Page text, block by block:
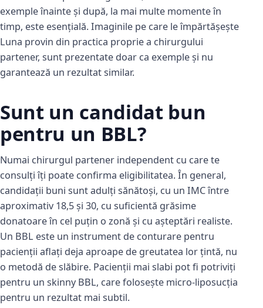
exemple înainte și după, la mai multe momente în
timp, este esențială. Imaginile pe care le împărtășește
Luna provin din practica proprie a chirurgului
partener, sunt prezentate doar ca exemple și nu
garantează un rezultat similar.
Sunt un candidat bun
pentru un BBL?
Numai chirurgul partener independent cu care te
consulți îți poate confirma eligibilitatea. În general,
candidații buni sunt adulți sănătoși, cu un IMC între
aproximativ 18,5 și 30, cu suficientă grăsime
donatoare în cel puțin o zonă și cu așteptări realiste.
Un BBL este un instrument de conturare pentru
pacienții aflați deja aproape de greutatea lor țintă, nu
o metodă de slăbire. Pacienții mai slabi pot fi potriviți
pentru un skinny BBL, care folosește micro-liposucția
pentru un rezultat mai subtil.